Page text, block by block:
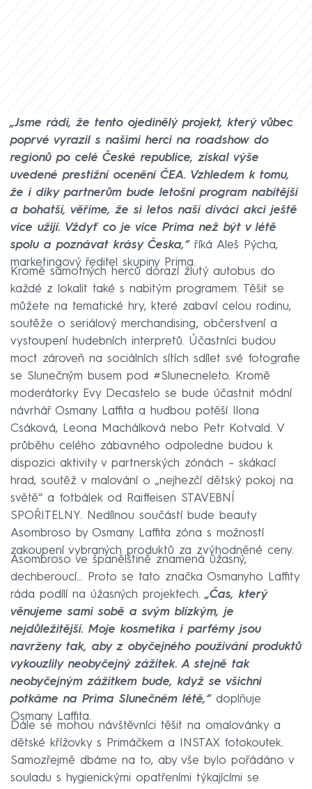
„Jsme rádi, že tento ojedinělý projekt, který vůbec
poprvé vyrazil s našimi herci na roadshow do
regionů po celé České republice, získal výše
uvedené prestižní ocenění ČEA. Vzhledem k tomu,
že i díky partnerům bude letošní program nabitější
a bohatší, věříme, že si letos naši diváci akci ještě
více užijí. Vždyť co je více Prima než být v létě
spolu a poznávat krásy Česka,“říká Aleš Pýcha,
marketingový ředitel skupiny Prima.
Kromě samotných herců dorazí žlutý autobus do
každé z lokalit také s nabitým programem. Těšit se
můžete na tematické hry, které zabaví celou rodinu,
soutěže o seriálový merchandising, občerstvení a
vystoupení hudebních interpretů. Účastníci budou
moct zároveň na sociálních sítích sdílet své fotografie
se Slunečným busem pod #Slunecneleto. Kromě
moderátorky Evy Decastelo se bude účastnit módní
návrhář Osmany Laffita a hudbou potěší Ilona
Csáková, Leona Machálková nebo Petr Kotvald. V
průběhu celého zábavného odpoledne budou k
dispozici aktivity v partnerských zónách – skákací
hrad, soutěž v malování o „nejhezčí dětský pokoj na
světě“ a fotbálek od Raiffeisen STAVEBNÍ
SPOŘITELNY. Nedílnou součástí bude beauty
Asombroso by Osmany Laffita zóna s možností
zakoupení vybraných produktů za zvýhodněné ceny.
Asombroso ve španělštině znamená úžasný,
dechberoucí... Proto se tato značka Osmanyho Laffity
ráda podílí na úžasných projektech.„Čas, který
věnujeme sami sobě a svým blízkým, je
nejdůležitější. Moje kosmetika i parfémy jsou
navrženy tak, aby z obyčejného používání produktů
vykouzlily neobyčejný zážitek. A stejně tak
neobyčejným zážitkem bude, když se všichni
potkáme na Prima Slunečném létě,“doplňuje
Osmany Laffita.
Dále se mohou návštěvníci těšit na omalovánky a
dětské křížovky s Primáčkem a INSTAX fotokoutek.
Samozřejmě dbáme na to, aby vše bylo pořádáno v
souladu s hygienickými opatřeními týkajícími se